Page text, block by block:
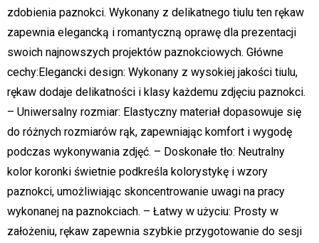
zdobienia paznokci. Wykonany z delikatnego tiulu ten rękaw
zapewnia elegancką i romantyczną oprawę dla prezentacji
swoich najnowszych projektów paznokciowych. Główne
cechy:Elegancki design: Wykonany z wysokiej jakości tiulu,
rękaw dodaje delikatności i klasy każdemu zdjęciu paznokci.
– Uniwersalny rozmiar: Elastyczny materiał dopasowuje się
do różnych rozmiarów rąk, zapewniając komfort i wygodę
podczas wykonywania zdjęć. – Doskonałe tło: Neutralny
kolor koronki świetnie podkreśla kolorystykę i wzory
paznokci, umożliwiając skoncentrowanie uwagi na pracy
wykonanej na paznokciach. – Łatwy w użyciu: Prosty w
założeniu, rękaw zapewnia szybkie przygotowanie do sesji